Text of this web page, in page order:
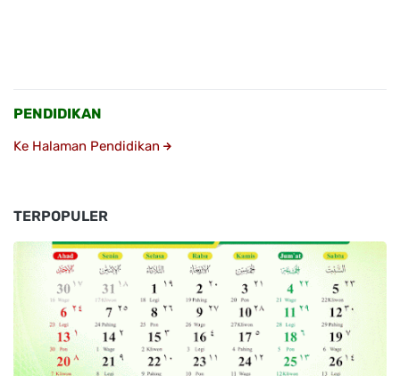
PENDIDIKAN
Ke Halaman Pendidikan
TERPOPULER